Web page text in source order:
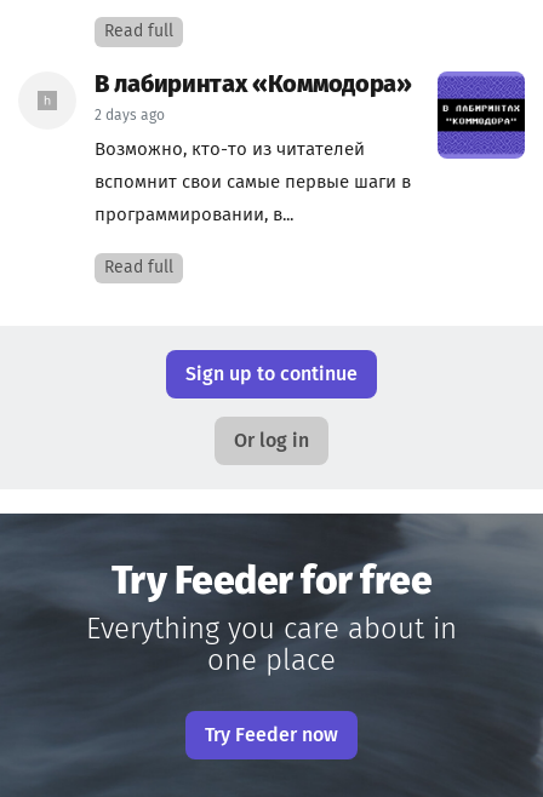
Read full
В лабиринтах «Коммодора»
2 days ago
Возможно, кто-то из читателей
вспомнит свои самые первые шаги в
программировании, в...
Read full
Sign up to continue
Or log in
Try Feeder for free
Everything you care about in
one place
Try Feeder now